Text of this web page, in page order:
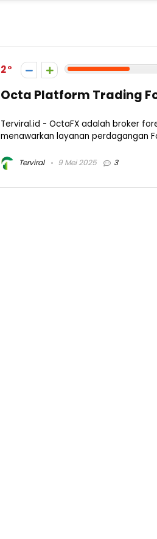
2
Octa Platform Trading
Terviral.id - OctaFX adalah broker
menawarkan layanan perdagangan
Terviral 9 Mei 2025 3